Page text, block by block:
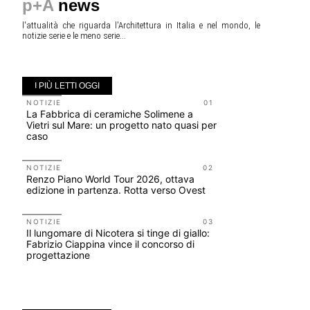
p+A news
l'attualità che riguarda l'Architettura in Italia e nel mondo, le
notizie serie e le meno serie...
I PIÙ LETTI OGGI
01
NOTIZIE
La Fabbrica di ceramiche Solimene a
Vietri sul Mare: un progetto nato quasi per
caso
02
NOTIZIE
Renzo Piano World Tour 2026, ottava
edizione in partenza. Rotta verso Ovest
03
NOTIZIE
Il lungomare di Nicotera si tinge di giallo:
Fabrizio Ciappina vince il concorso di
progettazione